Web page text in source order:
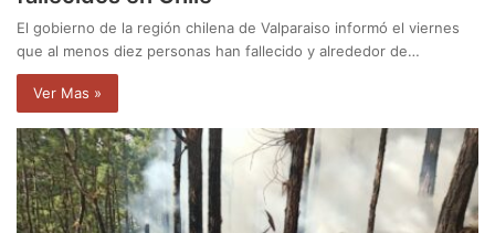
El gobierno de la región chilena de Valparaiso informó el viernes
que al menos diez personas han fallecido y alrededor de…
Ver Mas »